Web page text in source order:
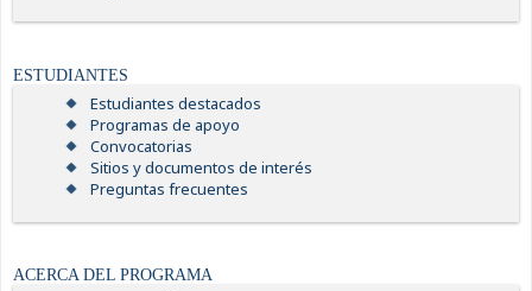
ESTUDIANTES
Estudiantes destacados
Programas de apoyo
Convocatorias
Sitios y documentos de interés
Preguntas frecuentes
ACERCA DEL PROGRAMA